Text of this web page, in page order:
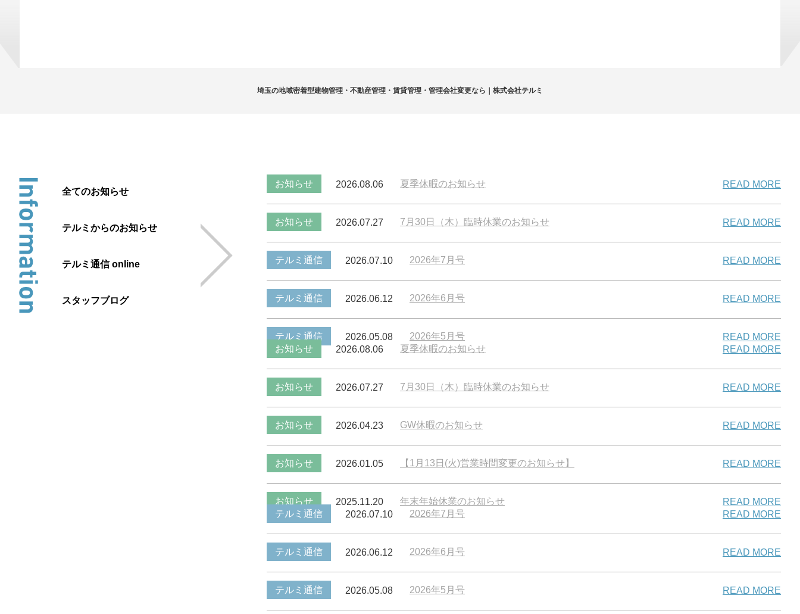
埼玉の地域密着型建物管理・不動産管理・賃貸管理・管理会社変更なら｜株式会社テルミ
全てのお知らせ
テルミからのお知らせ
テルミ通信 online
スタッフブログ
お知らせ 2026.08.06 夏季休暇のお知らせ READ MORE
お知らせ 2026.07.27 7月30日（木）臨時休業のお知らせ READ MORE
テルミ通信 2026.07.10 2026年7月号 READ MORE
テルミ通信 2026.06.12 2026年6月号 READ MORE
テルミ通信 2026.05.08 2026年5月号
READ MORE
お知らせ
2026.08.06 夏季休暇のお知らせ READ MORE
お知らせ 2026.07.27 7月30日（木）臨時休業のお知らせ READ MORE
お知らせ 2026.04.23 GW休暇のお知らせ READ MORE
お知らせ 2026.01.05 【1月13日(火)営業時間変更のお知らせ】 READ MORE
お知らせ 2025.11.20 年末年始休業のお知らせ
READ MORE
テルミ通信
2026.07.10 2026年7月号 READ MORE
テルミ通信 2026.06.12 2026年6月号 READ MORE
テルミ通信 2026.05.08 2026年5月号 READ MORE